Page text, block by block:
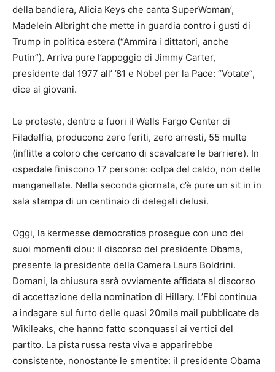
della bandiera, Alicia Keys che canta SuperWoman’,
Madelein Albright che mette in guardia contro i gusti di
Trump in politica estera (“Ammira i dittatori, anche
Putin”). Arriva pure l’appoggio di Jimmy Carter,
presidente dal 1977 all’ ’81 e Nobel per la Pace: “Votate”,
dice ai giovani.
Le proteste, dentro e fuori il Wells Fargo Center di
Filadelfia, producono zero feriti, zero arresti, 55 multe
(inflitte a coloro che cercano di scavalcare le barriere). In
ospedale finiscono 17 persone: colpa del caldo, non delle
manganellate. Nella seconda giornata, c’è pure un sit in in
sala stampa di un centinaio di delegati delusi.
Oggi, la kermesse democratica prosegue con uno dei
suoi momenti clou: il discorso del presidente Obama,
presente la presidente della Camera Laura Boldrini.
Domani, la chiusura sarà ovviamente affidata al discorso
di accettazione della nomination di Hillary. L’Fbi continua
a indagare sul furto delle quasi 20mila mail pubblicate da
Wikileaks, che hanno fatto sconquassi ai vertici del
partito. La pista russa resta viva e apparirebbe
consistente, nonostante le smentite: il presidente Obama